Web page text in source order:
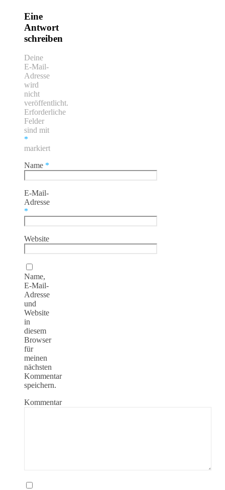
Eine
Antwort
schreiben
Deine
E-Mail-
Adresse
wird
nicht
veröffentlicht.
Erforderliche
Felder
sind mit
*
markiert
Name *
E-Mail-
Adresse
*
Website
Name,
E-Mail-
Adresse
und
Website
in
diesem
Browser
für
meinen
nächsten
Kommentar
speichern.
Kommentar